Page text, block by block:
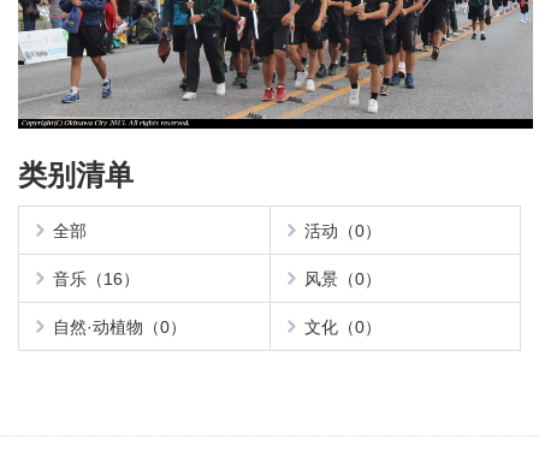
类别清单
全部 活动（0）
音乐（16） 风景（0）
自然·动植物（0） 文化（0）